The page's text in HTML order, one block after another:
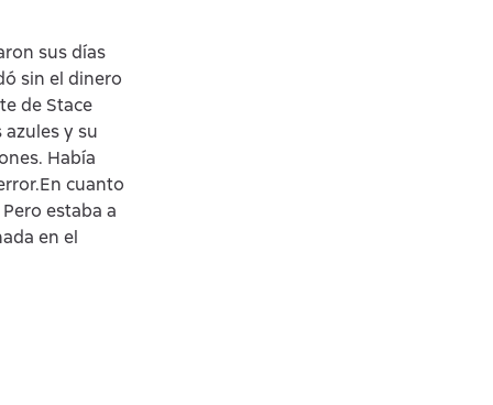
sus días
sin el dinero
de Stace
y su
Había
cuanto
estaba a
en el